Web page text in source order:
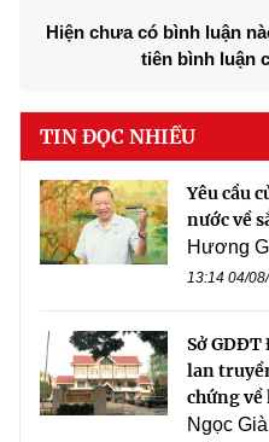
Hiện chưa có bình luận
tiên bình luận
TIN ĐỌC NHIỀU
Yêu cầu
nước về
Hương
13:14 04/
Sở
lan
chứng
Ngọc